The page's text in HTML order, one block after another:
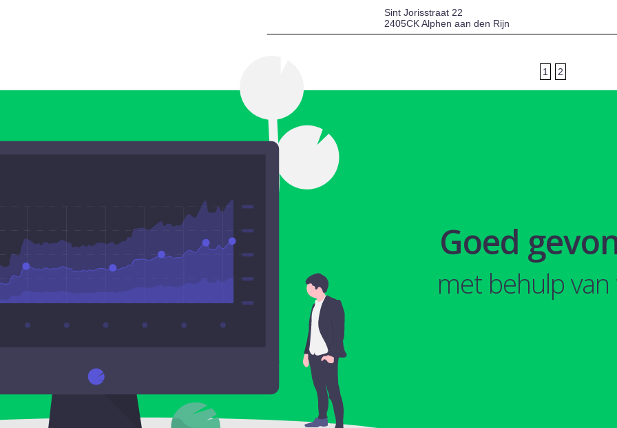
Sint Jorisstraat 22
2405CK Alphen aan den Rijn
1 2
Goed
met behulp